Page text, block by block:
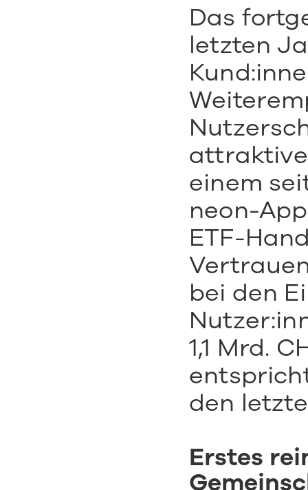
Das
letzten
einem
neon-
ETF-
bei den
1,1 Mrd.
den
Erstes